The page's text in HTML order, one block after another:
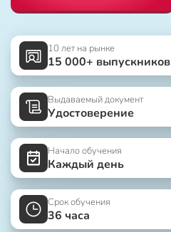
10 лет на рынке
15 000+ выпускников
Выдаваемый документ
Удостоверение
Начало обучения
Каждый день
Срок обучения
36 часа